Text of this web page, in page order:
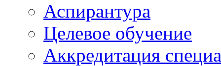
Аспирантура
Целевое обучение
Аккредитация